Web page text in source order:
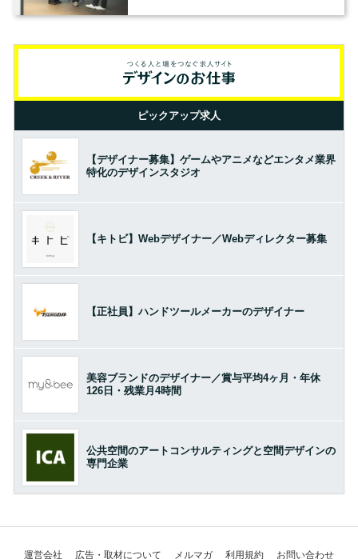
ピックアップ求人
【デザイナー募集】ゲームやアニメなどエンタメ業界
特化のデザインスタジオ
【キトビ】Webデザイナー／Webディレクター募集
【正社員】ハンドツールメーカーのデザイナー
美容ブランドのデザイナー／賞与平均4ヶ月・年休
126日・残業月4時間
公共空間のアートコンサルティングと空間デザインの
専門企業
運営会社 広告・取材について メルマガ 利用規約 お問い合わせ